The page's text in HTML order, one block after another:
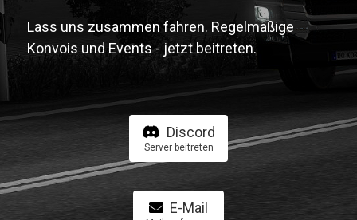
Lass uns zusammen fahren. Regelmäßige
Konvois und Events - jetzt beitreten.
Discord
Server beitreten
E-Mail